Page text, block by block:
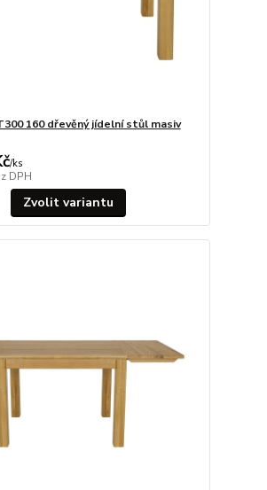
160 dřevěný jídelní stůl masiv
/ks
DPH
Zvolit variantu